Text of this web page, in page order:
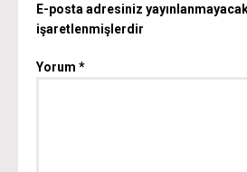
E-posta adresiniz
işaretlenmişlerdir
Yorum *